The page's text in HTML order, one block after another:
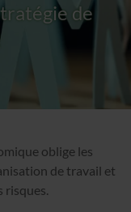
de
oblige les
de travail et
risques.